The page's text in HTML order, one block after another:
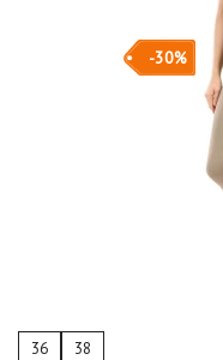
-30%
36 38